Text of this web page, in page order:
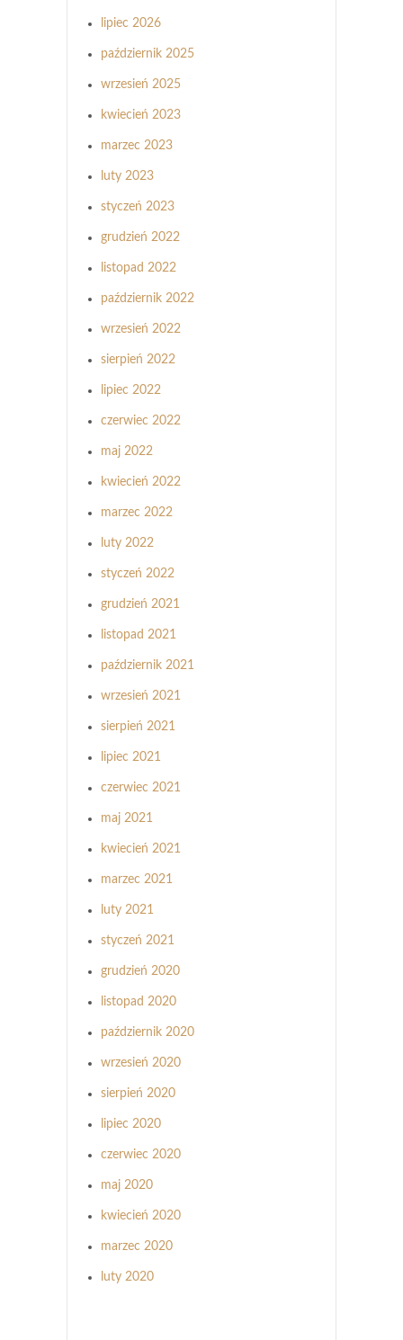
lipiec 2026
październik 2025
wrzesień 2025
kwiecień 2023
marzec 2023
luty 2023
styczeń 2023
grudzień 2022
listopad 2022
październik 2022
wrzesień 2022
sierpień 2022
lipiec 2022
czerwiec 2022
maj 2022
kwiecień 2022
marzec 2022
luty 2022
styczeń 2022
grudzień 2021
listopad 2021
październik 2021
wrzesień 2021
sierpień 2021
lipiec 2021
czerwiec 2021
maj 2021
kwiecień 2021
marzec 2021
luty 2021
styczeń 2021
grudzień 2020
listopad 2020
październik 2020
wrzesień 2020
sierpień 2020
lipiec 2020
czerwiec 2020
maj 2020
kwiecień 2020
marzec 2020
luty 2020